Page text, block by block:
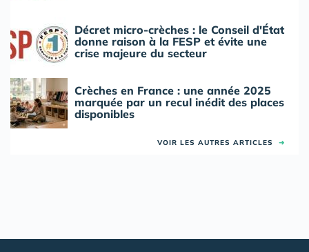
Décret micro-crèches : le Conseil d'État
donne raison à la FESP et évite une
crise majeure du secteur
Crèches en France : une année 2025
marquée par un recul inédit des places
disponibles
VOIR LES AUTRES ARTICLES ➜